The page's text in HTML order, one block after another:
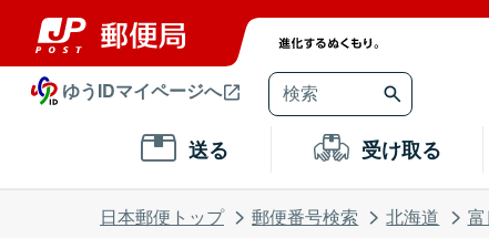
ゆうIDマイページへ
送る 受け取る
日本郵便トップ 郵便番号検索 北海道